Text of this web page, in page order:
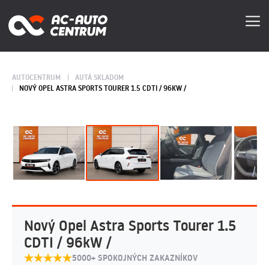
AUTOCENTRUM
AUTÁ SKLADOM
NOVÝ OPEL ASTRA SPORTS TOURER 1.5 CDTI / 96KW /
Nový Opel Astra Sports Tourer 1.5
CDTI / 96kW /
5000+ SPOKOJNÝCH ZAKAZNÍKOV